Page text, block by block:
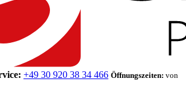
+49 30 920 38 34 466 Öffnungszeiten: von